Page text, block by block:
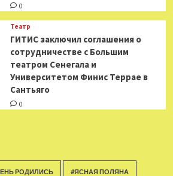
0
Театр
ГИТИС заключил соглашения о
сотрудничестве с Большим
театром Сенегала и
Университетом Финис Террае в
Сантьяго
0
РОДИЛИСЬ #ЯСНАЯ ПОЛЯНА